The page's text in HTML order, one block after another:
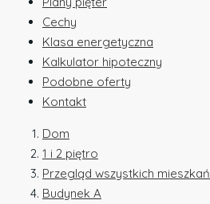
Cechy
Klasa energetyczna
Kalkulator hipoteczny
Podobne oferty
Kontakt
Dom
1 i 2 piętro
Przegląd wszystkich mieszkań
Budynek A